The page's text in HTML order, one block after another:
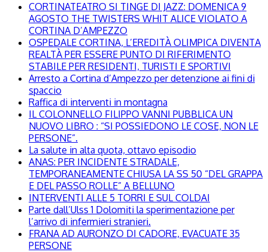
CORTINATEATRO SI TINGE DI JAZZ: DOMENICA 9
AGOSTO THE TWISTERS WHIT ALICE VIOLATO A
CORTINA D’AMPEZZO
OSPEDALE CORTINA, L’EREDITÀ OLIMPICA DIVENTA
REALTÀ PER ESSERE PUNTO DI RIFERIMENTO
STABILE PER RESIDENTI, TURISTI E SPORTIVI
Arresto a Cortina d’Ampezzo per detenzione ai fini di
spaccio
Raffica di interventi in montagna
IL COLONNELLO FILIPPO VANNI PUBBLICA UN
NUOVO LIBRO : “SI POSSIEDONO LE COSE, NON LE
PERSONE”.
La salute in alta quota, ottavo episodio
ANAS: PER INCIDENTE STRADALE,
TEMPORANEAMENTE CHIUSA LA SS 50 “DEL GRAPPA
E DEL PASSO ROLLE” A BELLUNO
INTERVENTI ALLE 5 TORRI E SUL COLDAI
Parte dall’Ulss 1 Dolomiti la sperimentazione per
l’arrivo di infermieri stranieri.
FRANA AD AURONZO DI CADORE, EVACUATE 35
PERSONE